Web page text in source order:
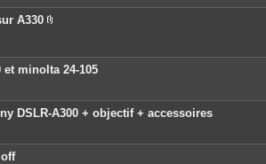
A330
c
e
o
i
e
minolta 24-105
DSLR-A300 + objectif + accessoires